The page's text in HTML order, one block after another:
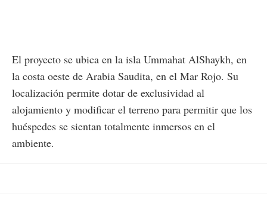
El proyecto se ubica en la isla Ummahat AlShaykh, en
la costa oeste de Arabia Saudita, en el Mar Rojo. Su
localización permite dotar de exclusividad al
alojamiento y modificar el terreno para permitir que los
huéspedes se sientan totalmente inmersos en el
ambiente.